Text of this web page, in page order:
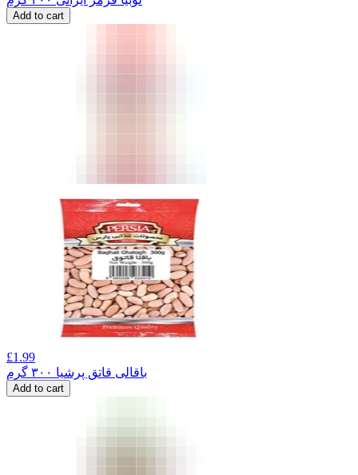
Add to cart
£1.99
باقالی قاتق پرشیا ۳۰۰ گرم
Add to cart